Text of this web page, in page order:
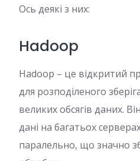
Ось деякі з них:
Hadoop
Hadoop – це відкритий
для розподіленого
великих обсягів даних.
дані на багатьох
паралельно, що значно